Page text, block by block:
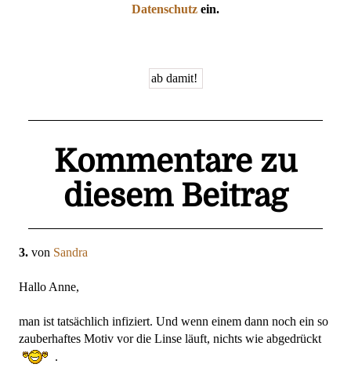
Datenschutz ein.
Kommentare zu
diesem Beitrag
3. von Sandra
Hallo Anne,
man ist tatsächlich infiziert. Und wenn einem dann noch ein so
zauberhaftes Motiv vor die Linse läuft, nichts wie abgedrückt
.